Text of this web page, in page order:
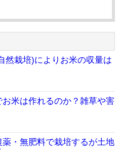
然栽培)によりお米の収量は
お米は作れるのか？雑草や害
薬・無肥料で栽培するが土地